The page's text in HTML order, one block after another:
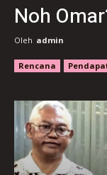
Noh
Oleh admin
Rencana